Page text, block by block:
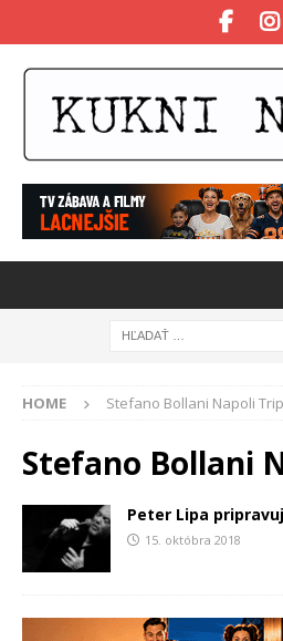
HOME Stefano Bollani Napoli Trip
Stefano Bollani
Peter Lipa
15. októbra 2018